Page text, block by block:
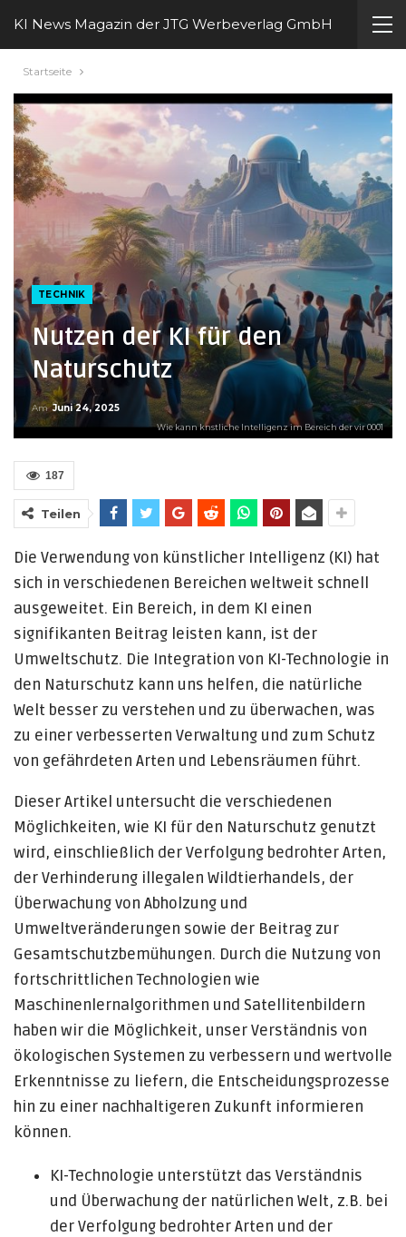
KI News Magazin der JTG Werbeverlag GmbH
Startseite
TECHNIK
Nutzen der KI für den
Naturschutz
AmJuni 24, 2025
Wie kann knstliche Intelligenz im Bereich der vir 0001
187
Teilen
Die Verwendung von künstlicher Intelligenz (KI) hat
sich in verschiedenen Bereichen weltweit schnell
ausgeweitet. Ein Bereich, in dem KI einen
signifikanten Beitrag leisten kann, ist der
Umweltschutz. Die Integration von KI-Technologie in
den Naturschutz kann uns helfen, die natürliche
Welt besser zu verstehen und zu überwachen, was
zu einer verbesserten Verwaltung und zum Schutz
von gefährdeten Arten und Lebensräumen führt.
Dieser Artikel untersucht die verschiedenen
Möglichkeiten, wie KI für den Naturschutz genutzt
wird, einschließlich der Verfolgung bedrohter Arten,
der Verhinderung illegalen Wildtierhandels, der
Überwachung von Abholzung und
Umweltveränderungen sowie der Beitrag zur
Gesamtschutzbemühungen. Durch die Nutzung von
fortschrittlichen Technologien wie
Maschinenlernalgorithmen und Satellitenbildern
haben wir die Möglichkeit, unser Verständnis von
ökologischen Systemen zu verbessern und wertvolle
Erkenntnisse zu liefern, die Entscheidungsprozesse
hin zu einer nachhaltigeren Zukunft informieren
können.
KI-Technologie unterstützt das Verständnis
und Überwachung der natürlichen Welt, z.B. bei
der Verfolgung bedrohter Arten und der